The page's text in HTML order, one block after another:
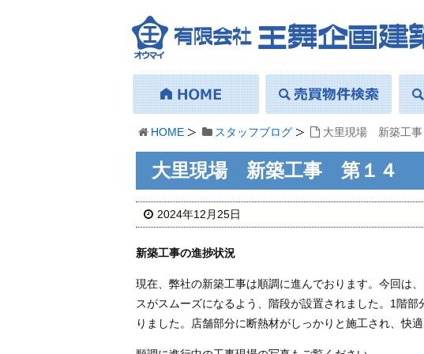
HOME スタッフブログ 大里現場 新築工
大里現場 新築工事 第１４
2024年12月25日
新築工事の進捗状況
現在、弊社の新築工事は順調に進んでおります。今回は
スがスムーズになるよう、階段が設置されました。1階
りました。店舗部分に断熱材がしっかりと施工され、快